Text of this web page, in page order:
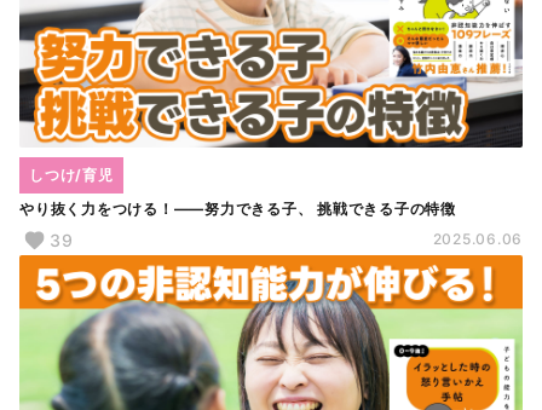
やり抜く力をつける！――努力できる子、 挑戦できる子の特徴
しつけ/育児
39 2025.06.06